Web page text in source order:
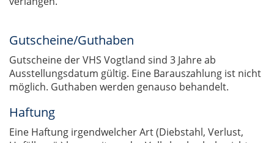
Gutscheine/Guthaben
Gutscheine der VHS Vogtland sind 3 Jahre ab
Ausstellungsdatum gültig. Eine Barauszahlung ist nicht
möglich. Guthaben werden genauso behandelt.
Haftung
Eine Haftung irgendwelcher Art (Diebstahl, Verlust,